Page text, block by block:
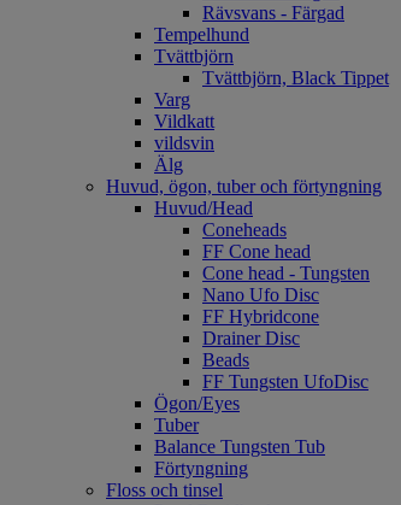
Rävsvans - Färgad
Tempelhund
Tvättbjörn
Tvättbjörn, Black Tippet
Varg
Vildkatt
vildsvin
Älg
Huvud, ögon, tuber och förtyngning
Huvud/Head
Coneheads
FF Cone head
Cone head - Tungsten
Nano Ufo Disc
FF Hybridcone
Drainer Disc
Beads
FF Tungsten UfoDisc
Ögon/Eyes
Tuber
Balance Tungsten Tub
Förtyngning
Floss och tinsel